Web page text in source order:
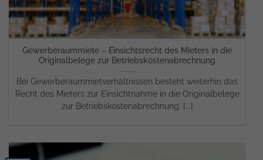
Gewerberaummiete – Einsichtsrecht des Mieters in die
Originalbelege zur Betriebskostenabrechnung
Bei Gewerberaummietverhältnissen besteht weiterhin das
Recht des Mieters zur Einsichtnahme in die Originalbelege
zur Betriebskostenabrechnung. [...]